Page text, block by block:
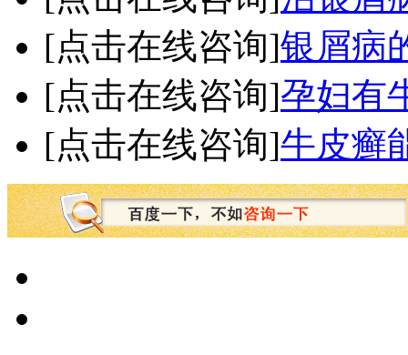
[点击在线咨询]银屑病
[点击在线咨询]孕妇有
[点击在线咨询]牛皮癣